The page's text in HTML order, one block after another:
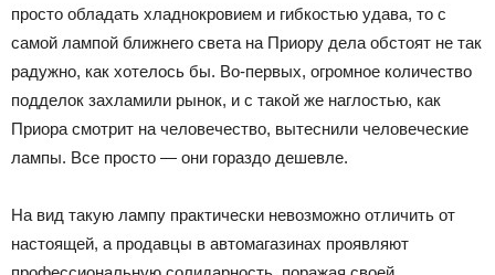
просто обладать хладнокровием и гибкостью удава, то с
самой лампой ближнего света на Приору дела обстоят не так
радужно, как хотелось бы. Во-первых, огромное количество
подделок захламили рынок, и с такой же наглостью, как
Приора смотрит на человечество, вытеснили человеческие
лампы. Все просто — они гораздо дешевле.
На вид такую лампу практически невозможно отличить от
настоящей, а продавцы в автомагазинах проявляют